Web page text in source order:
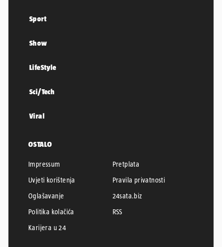
Sport
Show
LifeStyle
Sci/Tech
Viral
OSTALO
Impressum
Pretplata
Uvjeti korištenja
Pravila privatnosti
Oglašavanje
24sata.biz
Politika kolačića
RSS
Karijera u 24